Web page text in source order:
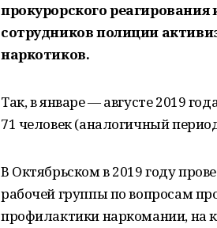
прокурорского реагирования
сотрудников полиции
наркотиков.
Так, в январе — августе 2019
71 человек (аналогичный
В Октябрьском в 2019 году
рабочей группы по вопросам
профилактики наркомании, на